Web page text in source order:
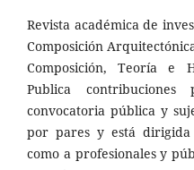
Revista académica de
Composición
Composición, Teoría e
Publica contribuciones
convocatoria pública y
por pares y está dirigida
como a profesionales y